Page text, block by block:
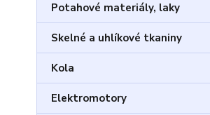
Potahové materiály, laky
Skelné a uhlíkové tkaniny
Kola
Elektromotory